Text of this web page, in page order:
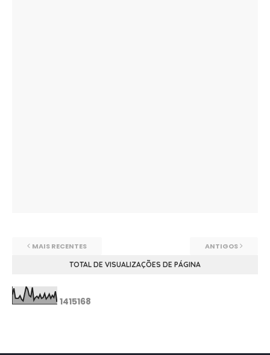
MAIS RECENTES ANTIGOS
TOTAL DE VISUALIZAÇÕES DE PÁGINA
1415168